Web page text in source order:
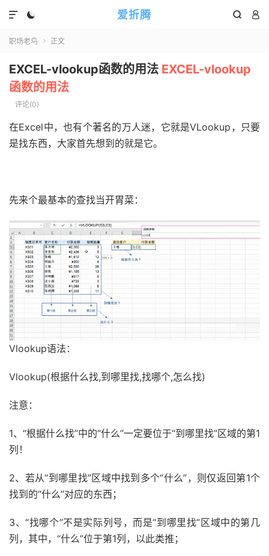
爱折腾 
 

职场老鸟  正文
EXCEL-vlookup函数的用法 EXCEL-vlookup
函数的用法
评论(0)
在Excel中，也有个著名的万人迷，它就是VLookup，只要
是找东西，大家首先想到的就是它。
先来个最基本的查找当开胃菜：
Vlookup语法：
Vlookup(根据什么找,到哪里找,找哪个,怎么找)
注意：
1、“根据什么找”中的“什么”一定要位于“到哪里找”区域的第1
列！
2、若从“到哪里找”区域中找到多个“什么”，则仅返回第1个
找到的“什么”对应的东西；
3、“找哪个”不是实际列号，而是“到哪里找”区域中的第几
列，其中，“什么”位于第1列，以此类推；